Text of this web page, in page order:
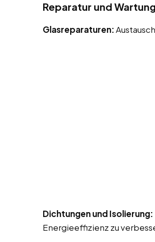
Reparatur und Wartung
Glasreparaturen:
Dichtungen und Isolierung:
Energieeffizienz zu